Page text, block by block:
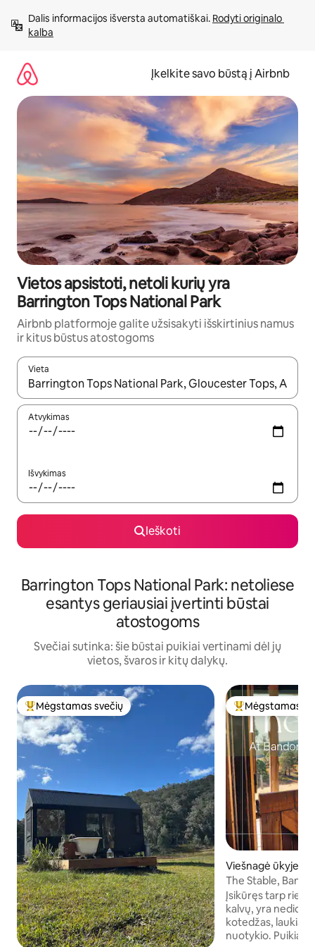
prie
turinio
Dalis informacijos išversta automatiškai. Rodyti originalo
kalba
Įkelkite savo būstą į Airbnb
Vietos apsistoti, netoli kurių yra
Barrington Tops National Park
Airbnb platformoje galite užsisakyti išskirtinius namus
ir kitus būstus atostogoms
Vieta
Kai pasirodys paieškos rezultatai, juos naršyti galite
Atvykimas
Išvykimas
Ieškoti
Barrington Tops National Park: netoliese
esantys geriausiai įvertinti būstai
atostogoms
Svečiai sutinka: šie būstai puikiai vertinami dėl jų
vietos, švaros ir kitų dalykų.
Svečių mėgstamiausias
Mėgstamas svečių Svečių
Mėgstamas
Viešnagė ūkyje
Grove
The Stable,
Įsikūręs tarp
kalvų, yra
kotedžas,
nuotykio. Puikiai